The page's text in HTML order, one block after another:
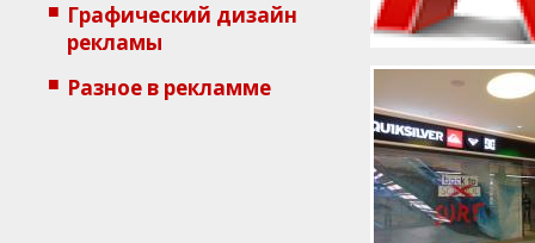
Графический дизайн
рекламы
Разное в рекламме